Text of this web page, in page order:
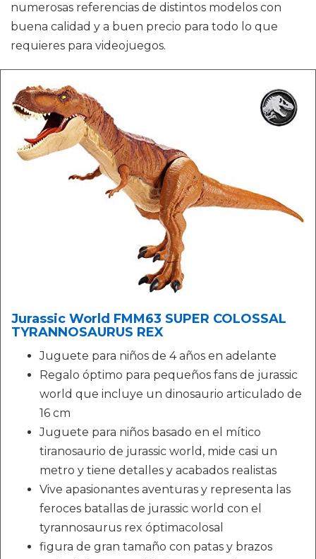
numerosas referencias de distintos modelos con
buena calidad y a buen precio para todo lo que
requieres para videojuegos.
Jurassic World FMM63 SUPER COLOSSAL
TYRANNOSAURUS REX
Juguete para niños de 4 años en adelante
Regalo óptimo para pequeños fans de jurassic
world que incluye un dinosaurio articulado de
16 cm
Juguete para niños basado en el mítico
tiranosaurio de jurassic world, mide casi un
metro y tiene detalles y acabados realistas
Vive apasionantes aventuras y representa las
feroces batallas de jurassic world con el
tyrannosaurus rex óptimacolosal
figura de gran tamaño con patas y brazos